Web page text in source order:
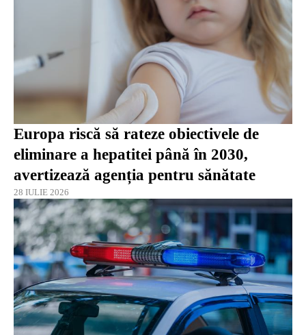
Europa riscă să rateze obiectivele de
eliminare a hepatitei până în 2030,
avertizează agenția pentru sănătate
28 IULIE 2026